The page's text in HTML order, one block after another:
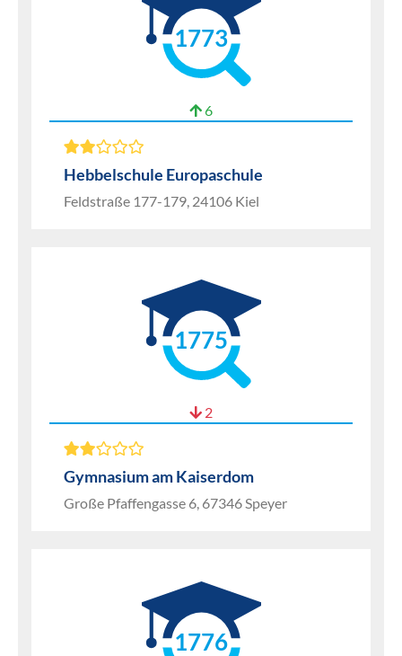
1773
6
Hebbelschule Europaschule
Feldstraße 177-179, 24106 Kiel
1775
2
Gymnasium am Kaiserdom
Große Pfaffengasse 6, 67346 Speyer
1776